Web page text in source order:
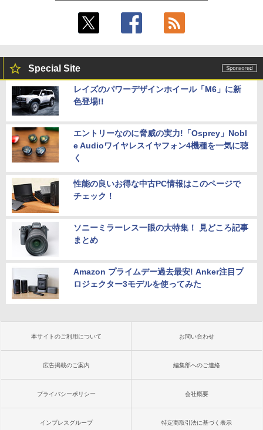
Special Site
レイズのパワーデザインホイール「M6」に新
色登場!!
エントリーなのに脅威の実力!「Osprey」Nobl
e Audioワイヤレスイヤフォン4機種を一気に聴
く
性能の良いお得な中古PC情報はこのページで
チェック！
ソニーミラーレス一眼の大特集！ 見どころ記事
まとめ
Amazon プライムデー過去最安! Anker注目プ
ロジェクター3モデルを使ってみた
本サイトのご利用について お問い合わせ
広告掲載のご案内 編集部へのご連絡
プライバシーポリシー 会社概要
インプレスグループ 特定商取引法に基づく表示